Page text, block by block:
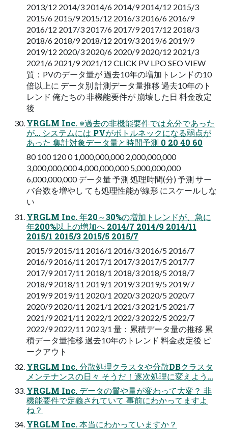
2013/12 2014/3 2014/6 2014/9 2014/12 2015/3
2015/6 2015/9 2015/12 2016/3 2016/6 2016/9
2016/12 2017/3 2017/6 2017/9 2017/12 2018/3
2018/6 2018/9 2018/12 2019/3 2019/6 2019/9
2019/12 2020/3 2020/6 2020/9 2020/12 2021/3
2021/6 2021/9 2021/12 CLICK PV LPO SEO VIEW
質：PVのデータ量が 過去10年の増加トレンドの10
倍以上に データ別 計測データ量推移 過去10年のト
レンド 俺たちの 非機能要件が 崩壊した日 料金改定
後
YRGLM Inc. ※過去の非機能要件では充分であった
が… システムには PVがボトルネックになる弱点が
あった 集計対象データ量と時間予測 0 20 40 60
80 100 120 0 1,000,000,000 2,000,000,000
3,000,000,000 4,000,000,000 5,000,000,000
6,000,000,000 データ量 予測 処理時間(分) 予測 サー
バ台数を増やし ても処理性能が線形 にスケールしな
い
YRGLM Inc. 年20～30%の増加トレンドが、急に
年200%以上の増加へ 2014/7 2014/9 2014/11
2015/1 2015/3 2015/5 2015/7
2015/9 2015/11 2016/1 2016/3 2016/5 2016/7
2016/9 2016/11 2017/1 2017/3 2017/5 2017/7
2017/9 2017/11 2018/1 2018/3 2018/5 2018/7
2018/9 2018/11 2019/1 2019/3 2019/5 2019/7
2019/9 2019/11 2020/1 2020/3 2020/5 2020/7
2020/9 2020/11 2021/1 2021/3 2021/5 2021/7
2021/9 2021/11 2022/1 2022/3 2022/5 2022/7
2022/9 2022/11 2023/1 量：累積データ量の推移 累
積データ量推移 過去10年のトレンド 料金改定後 ピ
ークアウト
YRGLM Inc. 分散処理クラスタや分散DBクラスタ
メンテナンスの日々 そうだ！逐次処理に変えよう…
YRGLM Inc. データの質や量が変わって大変？ 非
機能要件で定義されていて 事前にわかってますよ
ね？
YRGLM Inc. 本当にわかっていますか？